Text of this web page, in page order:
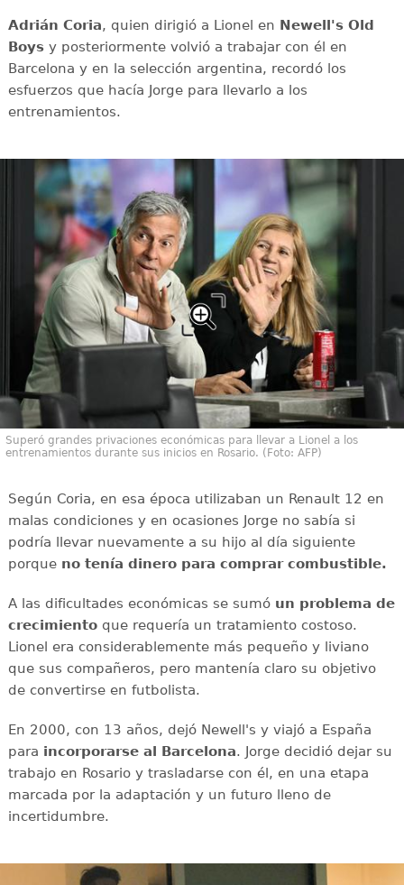
Adrián Coria, quien dirigió a Lionel en Newell's Old
Boysy posteriormente volvió a trabajar con él en
Barcelona y en la selección argentina, recordó los
esfuerzos que hacía Jorge para llevarlo a los
entrenamientos.
Superó grandes privaciones económicas para llevar a Lionel a los
entrenamientos durante sus inicios en Rosario. (Foto: AFP)
Según Coria, en esa época utilizaban un Renault 12 en
malas condiciones y en ocasiones Jorge no sabía si
podría llevar nuevamente a su hijo al día siguiente
porque no tenía dinero para comprar combustible.
A las dificultades económicas se sumó un problema de
crecimientoque requería un tratamiento costoso.
Lionel era considerablemente más pequeño y liviano
que sus compañeros, pero mantenía claro su objetivo
de convertirse en futbolista.
En 2000, con 13 años, dejó Newell's y viajó a España
para incorporarse al Barcelona. Jorge decidió dejar su
trabajo en Rosario y trasladarse con él, en una etapa
marcada por la adaptación y un futuro lleno de
incertidumbre.